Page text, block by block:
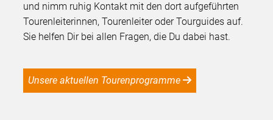
und nimm ruhig Kontakt mit den dort aufgeführten
Tourenleiterinnen, Tourenleiter oder Tourguides auf.
Sie helfen Dir bei allen Fragen, die Du dabei hast.
Unsere aktuellen Tourenprogramme